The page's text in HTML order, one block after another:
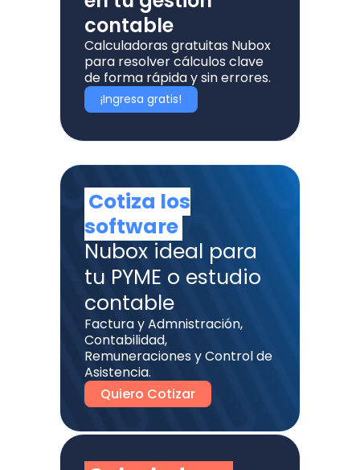
contable
Calculadoras gratuitas Nubox
para resolver cálculos clave
de forma rápida y sin errores.
¡Ingresa gratis!
Cotiza los
software
Nubox ideal para
tu PYME o estudio
contable
Factura y Admnistración,
Contabilidad,
Remuneraciones y Control de
Asistencia.
Quiero Cotizar